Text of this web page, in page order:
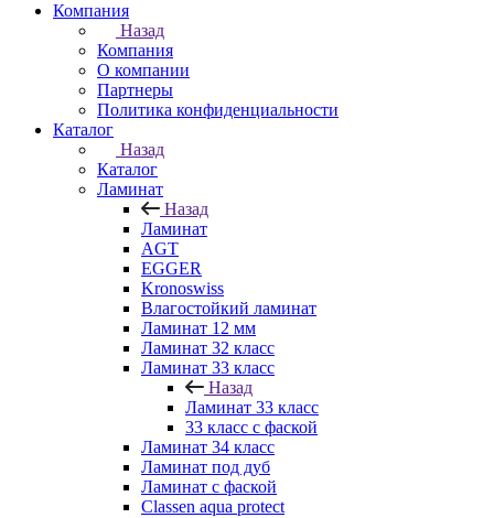
Компания
Назад
Компания
О компании
Партнеры
Политика конфиденциальности
Каталог
Назад
Каталог
Ламинат
Назад
Ламинат
AGT
EGGER
Kronoswiss
Влагостойкий ламинат
Ламинат 12 мм
Ламинат 32 класс
Ламинат 33 класс
Назад
Ламинат 33 класс
33 класс с фаской
Ламинат 34 класс
Ламинат под дуб
Ламинат с фаской
Classen aqua protect